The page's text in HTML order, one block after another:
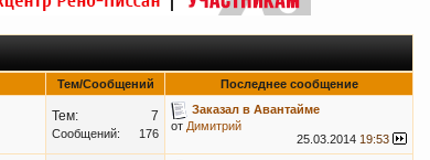
Тем/Сообщений Последнее сообщение
7
Тем:
176
Сообщений:
Заказал в Авантайме
от Димитрий
25.03.2014 19:53